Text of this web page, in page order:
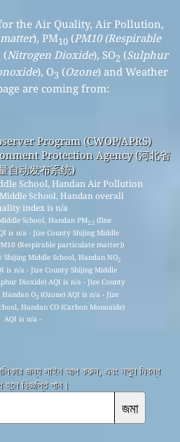
the Air Quality, Air Pollution,
), PM10(PM10 (Respirable
(Nitrogen Dioxide), SO2 (Sulphur
), O3 (Ozone) and Weather
are coming from:
Program (CWOP/APRS)
Protection Agency (河北省
自动发布系统)
School, Handan Air Pollution
School, Handan overall
index is n/a
School, Handan PM2.5 (fine
is n/a - Jize County Shijing Middle
(Respirable particulate matter))
Shijing Middle School, Handan NO2
is n/a - Jize County Shijing Middle
Dioxide) AQI is n/a - Jize County
Handan O3(Ozone) AQI is n/a - Jize
Handan CO (Carbon Monoxide)
AQI is n/a -
জন্য সাইন আপ করুন, এবং নতুন নিবন্ধ
বিজ্ঞপ্তি পান।
জমা